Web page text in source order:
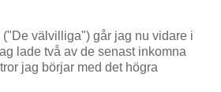
("De välvilliga") går jag nu vidare i
lade två av de senast inkomna
jag börjar med det högra